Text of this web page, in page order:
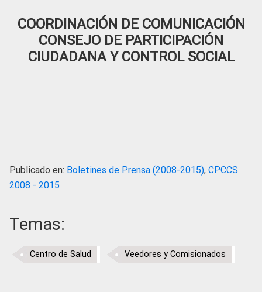
COORDINACIÓN DE COMUNICACIÓN
CONSEJO DE PARTICIPACIÓN
CIUDADANA Y CONTROL SOCIAL
Publicado en: Boletines de Prensa (2008-2015), CPCCS
2008 - 2015
Temas:
Centro de Salud Veedores y Comisionados